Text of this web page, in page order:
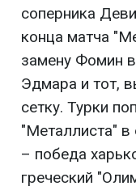
соперника
конца матча
замену Фомин
Эдмара и тот,
сетку. Турки
"Металлиста" в
– победа
греческий